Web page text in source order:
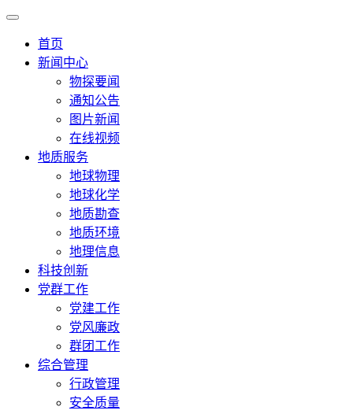
首页
新闻中心
物探要闻
通知公告
图片新闻
在线视频
地质服务
地球物理
地球化学
地质勘查
地质环境
地理信息
科技创新
党群工作
党建工作
党风廉政
群团工作
综合管理
行政管理
安全质量